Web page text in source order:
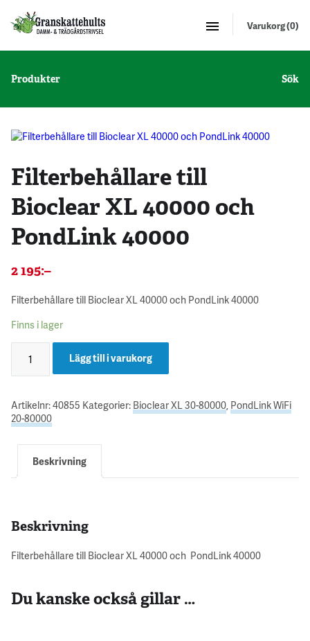
Varukorg (0)
Produkter Sök
Filterbehållare till
Bioclear XL 40000 och
PondLink 40000
2 195:–
Filterbehållare till Bioclear XL 40000 och PondLink 40000
Finns i lager
Lägg till i varukorg
Artikelnr:40855 Kategorier: Bioclear XL 30-80000 PondLink WiFi
20-80000
Beskrivning
Beskrivning
Filterbehållare till Bioclear XL 40000 och PondLink 40000
Du kanske också gillar …